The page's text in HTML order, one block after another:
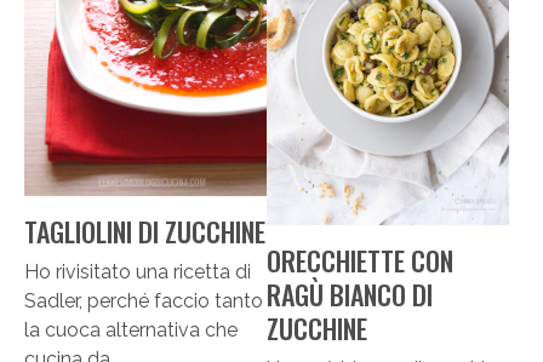
TAGLIOLINI DI ZUCCHINE
Ho rivisitato una ricetta di
Sadler, perché faccio tanto
la cuoca alternativa che
ORECCHIETTE CON
RAGÙ BIANCO DI
ZUCCHINE